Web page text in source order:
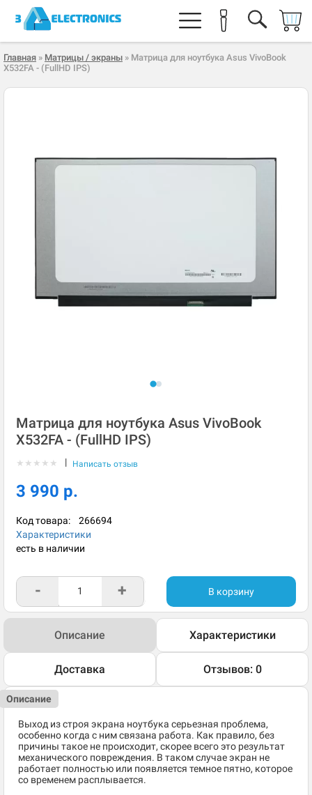
Главная » Матрицы / экраны » Матрица для ноутбука Asus VivoBook
X532FA - (FullHD IPS)
Матрица для ноутбука Asus VivoBook
X532FA - (FullHD IPS)
★ ★ ★ ★ ★ | Написать отзыв
3 990 р.
Код товара: 266694
Характеристики
есть в наличии
- + В корзину
Описание Характеристики
Доставка Отзывов: 0
Описание
Выход из строя экрана ноутбука серьезная проблема,
особенно когда с ним связана работа. Как правило, без
причины такое не происходит, скорее всего это результат
механического повреждения. В таком случае экран не
работает полностью или появляется темное пятно, которое
со временем расплывается.